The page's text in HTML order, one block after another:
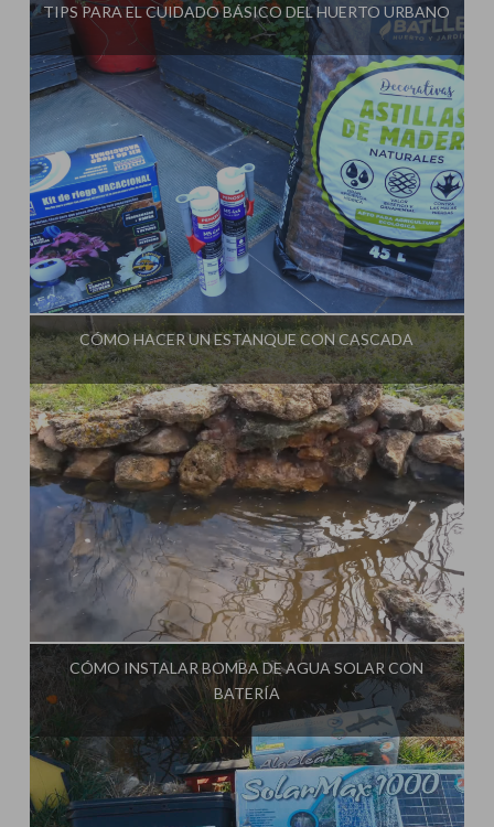
TIPS PARA EL CUIDADO BÁSICO DEL HUERTO URBANO
Influencer:La Huerta de Iván
CÓMO HACER UN ESTANQUE CON CASCADA
Influencer:La Huerta de Iván
CÓMO INSTALAR BOMBA DE AGUA SOLAR CON
BATERÍA